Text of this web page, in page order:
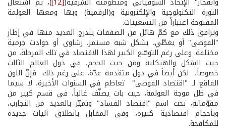
الثورة التكنولوجية والإلكترونية و(الرقمية) وبها ومعها العولمة
المفتوحة اعتباراً من التسعينات.
وترافق ذلك مع كمّ هائل من الصفقات يندرج العديد منها في إطار
"الفوضى" أو يغطّي، بشكل شبه مستمر، رشاوى أو حوادث جرمية
مختلفة. وعلى رغم التوسّع الكبير لهذا الاقتصاد في تلك المرحلة، من
حيث الشكل والهيكلية ومن حيث الحجم، في دول العالم الثالث
خصوصاً، لكن أيضاً في دول متقدمة عدّة، على رغم ذلك فإنّ اللون
الفاقع لـ "اقتصاد الفوضى" تعاظم في السنوات الأخيرة، لا سيما
في ظل موجة العولمة، حيث بات يصنّف غالباً، في قسم كبير من
مقوّماته، تحت اسم "اقتصاد الفساد" وتميّز بالعديد من التجارب،
وبأحجام اقتصادية كبيرة، وفي المقابل بانطلاق آليات جديدة
للمكافحة.